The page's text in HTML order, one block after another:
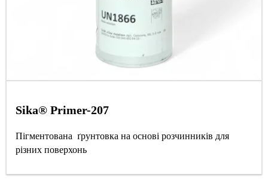
Sika® Primer-207
Пігментована ґрунтовка на основі розчинників для
різних поверхонь